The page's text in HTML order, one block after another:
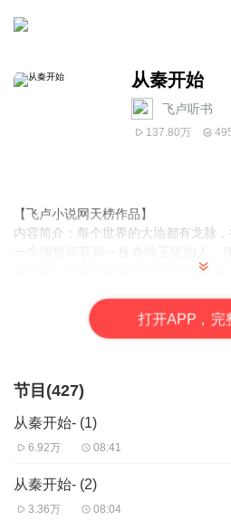
从秦开始
飞卢听书
137.80万
【飞卢小说网天榜作品】
内容简介： 每个世界的大地都有龙脉，
雄时期，开始了他修“帝王之道”的征途。
作者简介：晓念雪月，飞卢A级签约
者的好评。
演播者：煜林，热门主播。
录制过程中，经验不足，导致后期制
工程音未保存，所以现在无法修改及
打开APP，完
节目(427)
从秦开始- (1)
6.92万 08:41
从秦开始- (2)
3.36万 08:04